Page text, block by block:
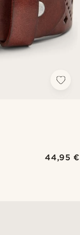
44,95 €